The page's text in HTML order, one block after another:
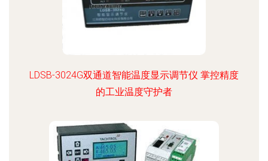
LDSB-3024G双通道智能温度显示调节仪 掌控精度
的工业温度守护者